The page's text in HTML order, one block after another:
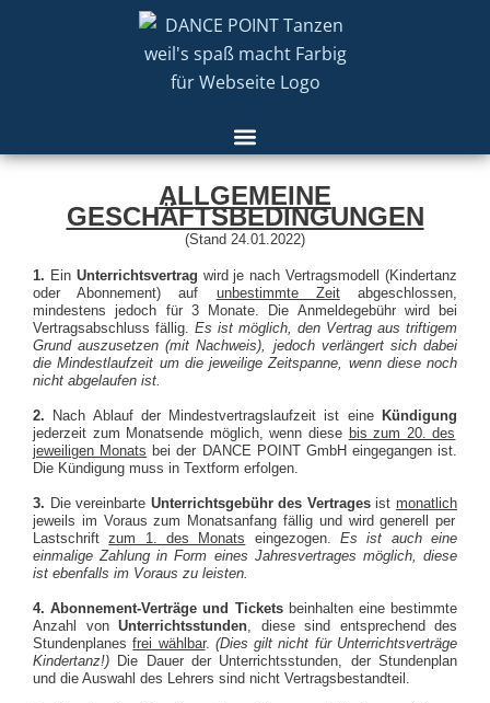
ALLGEMEINE
GESCHÄFTSBEDINGUNGEN
(Stand 24.01.2022)
1. Ein Unterrichtsvertrag wird je nach Vertragsmodell (Kindertanz
oder Abonnement) auf unbestimmte Zeit
abgeschlossen,
mindestens jedoch für 3 Monate. Die Anmeldegebühr wird bei
Vertragsabschluss fällig. Es ist möglich, den Vertrag aus triftigem
Grund auszusetzen (mit Nachweis), jedoch verlängert sich dabei
die Mindestlaufzeit um die jeweilige Zeitspanne, wenn diese noch
nicht abgelaufen ist.
2. Nach Ablauf der Mindestvertragslaufzeit ist eine Kündigung
jederzeit zum Monatsende möglich, wenn diese bis zum 20. des
jeweiligen Monats bei der DANCE POINT GmbH eingegangen ist.
Die Kündigung muss in Textform erfolgen.
3. Die vereinbarte Unterrichtsgebühr des Vertragesist monatlich
jeweils im Voraus zum Monatsanfang fällig und wird generell per
Lastschriftzum 1. des Monats eingezogen.Es ist auch eine
einmalige Zahlung in Form eines Jahresvertrages möglich, diese
ist ebenfalls im Voraus zu leisten.
4. Abonnement-Verträge und Ticketsbeinhalten eine bestimmte
Anzahl von Unterrichtsstunden , diese sind entsprechend des
Stundenplanesfrei wählbar. (Dies gilt nicht für Unterrichtsverträge
Kindertanz!) Die Dauer der Unterrichtsstunden, der Stundenplan
und die Auswahl des Lehrers sind nicht Vertragsbestandteil.